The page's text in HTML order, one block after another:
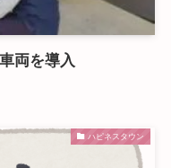
両を導入
ハピネスタウン